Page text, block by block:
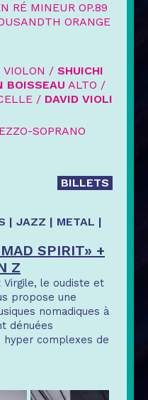
RÉ MINEUR OP.89
ORANGE
VIOLON / SHUICHI
BOISSEAU ALTO /
/ DAVID VIOLI
SOPRANO
BILLETS
| JAZZ | METAL |
SPIRIT» +
Z
le oudiste et
propose une
nomadiques à
dénuées
hyper complexes de